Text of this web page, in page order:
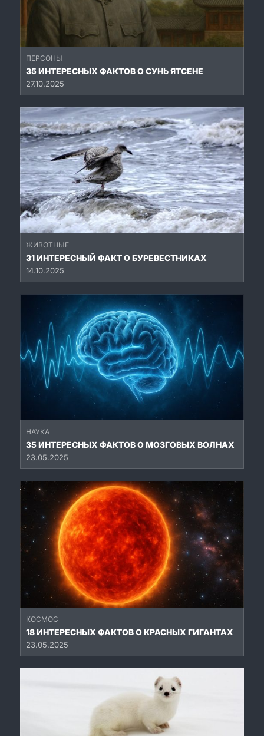
ПЕРСОНЫ
35 ИНТЕРЕСНЫХ ФАКТОВ О СУНЬ ЯТСЕНЕ
27.10.2025
ЖИВОТНЫЕ
31 ИНТЕРЕСНЫЙ ФАКТ О БУРЕВЕСТНИКАХ
14.10.2025
НАУКА
35 ИНТЕРЕСНЫХ ФАКТОВ О МОЗГОВЫХ ВОЛНАХ
23.05.2025
КОСМОС
18 ИНТЕРЕСНЫХ ФАКТОВ О КРАСНЫХ ГИГАНТАХ
23.05.2025